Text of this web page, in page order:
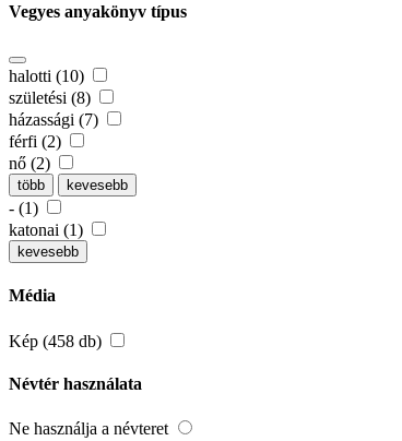
Vegyes anyakönyv típus
halotti (10)
születési (8)
házassági (7)
férfi (2)
nő (2)
több kevesebb
- (1)
katonai (1)
kevesebb
Média
Kép (458 db)
Névtér használata
Ne használja a névteret